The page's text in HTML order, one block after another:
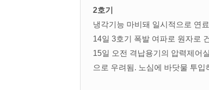
2호기
냉각기능 마비돼 일시적으로 연
14일 3호기 폭발 여파로 원자로
15일 오전 격납용기의 압력제어
으로 우려됨. 노심에 바닷물 투